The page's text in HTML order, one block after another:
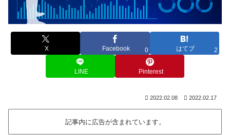
X Facebook 0 はてブ 2
LINE Pinterest
2022.02.08 2022.02.17
記事内に広告が含まれています。